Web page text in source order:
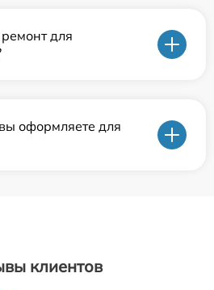
для
оформляете для
клиентов